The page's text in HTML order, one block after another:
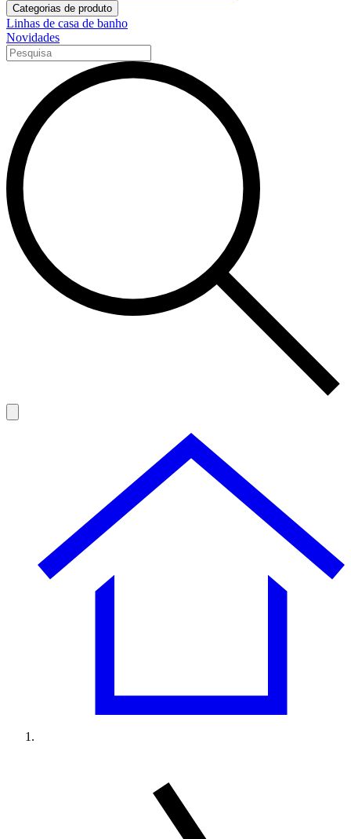
Categorias de produto
Linhas de casa de banho
Novidades